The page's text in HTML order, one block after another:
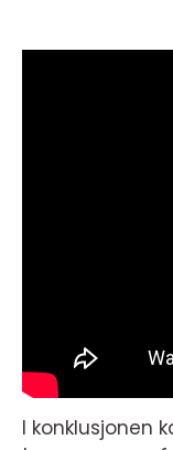
I konklusjonen